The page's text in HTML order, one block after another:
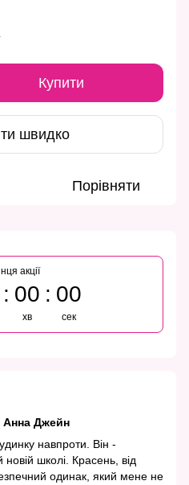
Купити
швидко
Порівняти
акції
00
хв
00
сек
Анна Джейн
навпроти. Він -
школі. Красень, від
одинак, який мене не